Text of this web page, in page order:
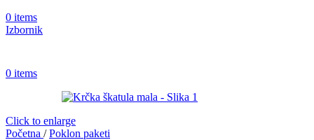
0 items
Izbornik
0 items
Click to enlarge
Početna / Poklon paketi